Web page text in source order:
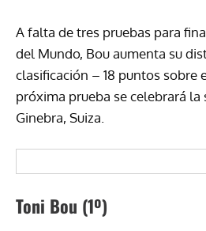
A falta de tres pruebas para
del Mundo, Bou aumenta su
clasificación – 18 puntos sobre
próxima prueba se celebrará la
Ginebra, Suiza.
Toni Bou (1º)